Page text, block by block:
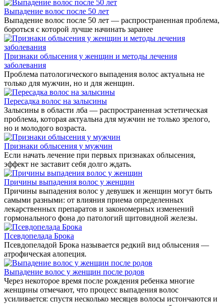
Выпадение волос после 50 лет
Выпадение волос после 50 лет — распространенная проблема,
бороться с которой лучше начинать заранее
Признаки облысения у женщин и методы лечения
заболевания
Проблема патологического выпадения волос актуальна не
только для мужчин, но и для женщин.
Пересадка волос на залысины
Залысины в области лба — распространенная эстетическая
проблема, которая актуальна для мужчин не только зрелого,
но и молодого возраста.
Признаки облысения у мужчин
Если начать лечение при первых признаках облысения,
эффект не заставит себя долго ждать.
Причины выпадения волос у женщин
Причины выпадения волос у девушек и женщин могут быть
самыми разными: от влияния приема определенных
лекарственных препаратов и закономерных изменений
гормонального фона до патологий щитовидной железы.
Псевдопелада Брока
Псевдопеладой Брока называется редкий вид облысения —
атрофическая алопеция.
Выпадение волос у женщин после родов
Через некоторое время после рождения ребенка многие
женщины отмечают, что процесс выпадения волос
усиливается: спустя несколько месяцев волосы истончаются и